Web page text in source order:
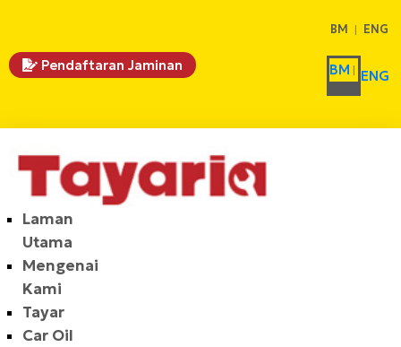
Pendaftaran Jaminan
BM ENG
BM ENG
Laman
Utama
Mengenai
Kami
Tayar
Car Oil